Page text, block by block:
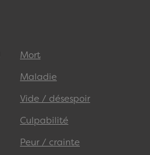
Mort
Maladie
Vide / désespoir
Culpabilité
Peur / crainte